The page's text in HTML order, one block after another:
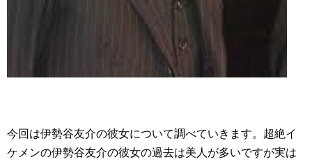
今回は伊勢谷友介の彼女について調べていきます。超絶イ
ケメンの伊勢谷友介の彼女の過去は美人が多いですが実は